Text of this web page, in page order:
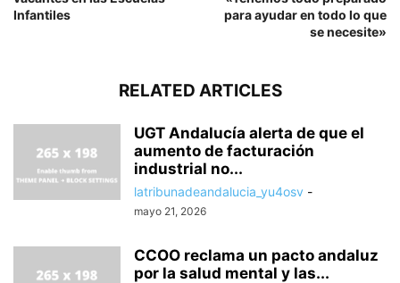
Infantiles
para ayudar en todo lo que
se necesite»
RELATED ARTICLES
UGT Andalucía alerta de que el
aumento de facturación
industrial no...
latribunadeandalucia_yu4osv -
mayo 21, 2026
CCOO reclama un pacto andaluz
por la salud mental y las...